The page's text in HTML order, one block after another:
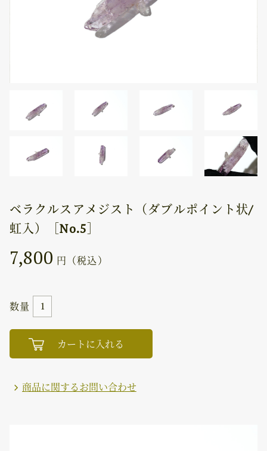
ベラクルスアメジスト（ダブルポイント状/
虹入）［No.5］
7,800 円（税込）
数量